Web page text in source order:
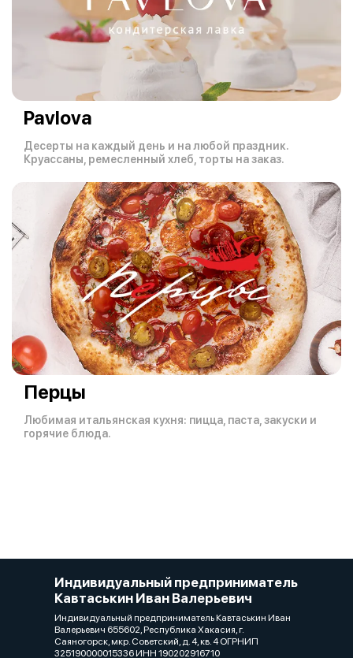
Pavlova
Десерты на каждый день и на любой праздник.
Круассаны, ремесленный хлеб, торты на заказ.
Перцы
Любимая итальянская кухня: пицца, паста, закуски и
горячие блюда.
Индивидуальный предприниматель
Кавтаськин Иван Валерьевич
Индивидуальный предприниматель Кавтаськин Иван
Валерьевич 655602, Республика Хакасия, г.
Саяногорск, мкр. Советский, д. 4, кв. 4 ОГРНИП
325190000015336 ИНН 190202916710